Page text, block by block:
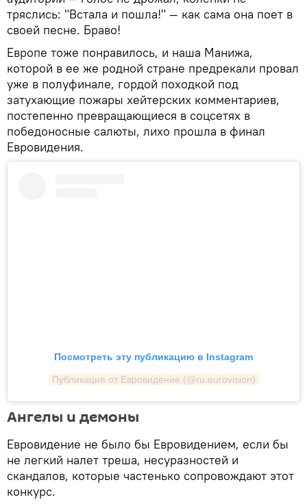
тряслись: "Встала и пошла!" — как сама она поет в
своей песне. Браво!
Европе тоже понравилось, и наша Манижа,
которой в ее же родной стране предрекали провал
уже в полуфинале, гордой походкой под
затухающие пожары хейтерских комментариев,
постепенно превращающиеся в соцсетях в
победоносные салюты, лихо прошла в финал
Евровидения.
Посмотреть эту публикацию в Instagram
Публикация от Евровидение (@ru.eurovision)
Ангелы и демоны
Евровидение не было бы Евровидением, если бы
не легкий налет треша, несуразностей и
скандалов, которые частенько сопровождают этот
конкурс.